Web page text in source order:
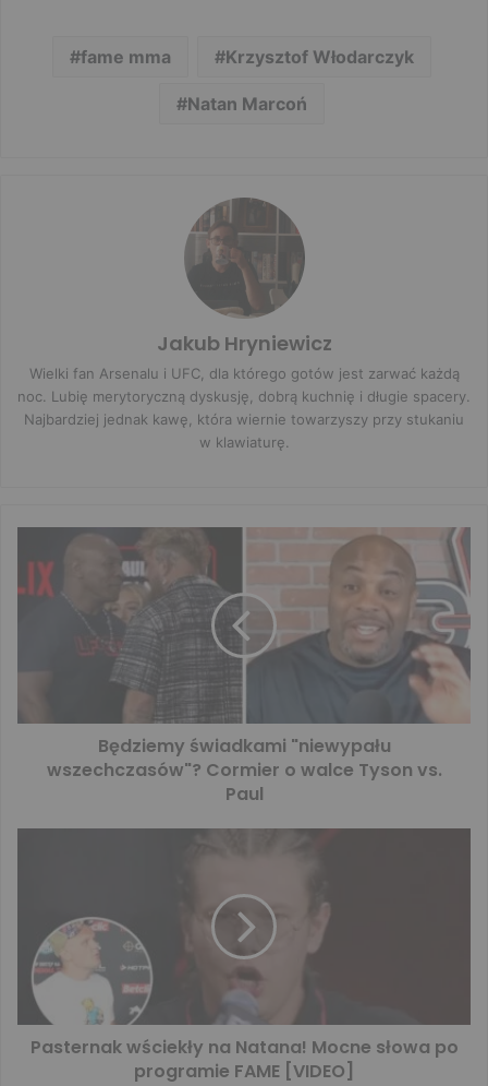
fame mma Krzysztof Włodarczyk
Natan Marcoń
Jakub Hryniewicz
Wielki fan Arsenalu i UFC, dla którego gotów jest zarwać każdą
noc. Lubię merytoryczną dyskusję, dobrą kuchnię i długie spacery.
Najbardziej jednak kawę, która wiernie towarzyszy przy stukaniu
w klawiaturę.
Będziemy świadkami "niewypału
wszechczasów"? Cormier o walce Tyson vs.
Paul
Pasternak wściekły na Natana! Mocne słowa po
programie FAME [VIDEO]